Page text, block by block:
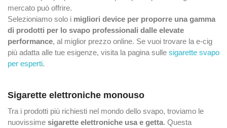
mercato può offrire.
Selezioniamo solo i migliori device per proporre una gamma
di prodotti per lo svapo professionali dalle elevate
performance, al miglior prezzo online. Se vuoi trovare la e-cig
più adatta alle tue esigenze, visita la pagina sulle sigarette svapo
per esperti.
Sigarette elettroniche monouso
Tra i prodotti più richiesti nel mondo dello svapo, troviamo le
nuovissime sigarette elettroniche usa e getta. Questa